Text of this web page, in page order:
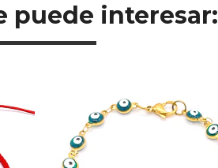
puede interesar: